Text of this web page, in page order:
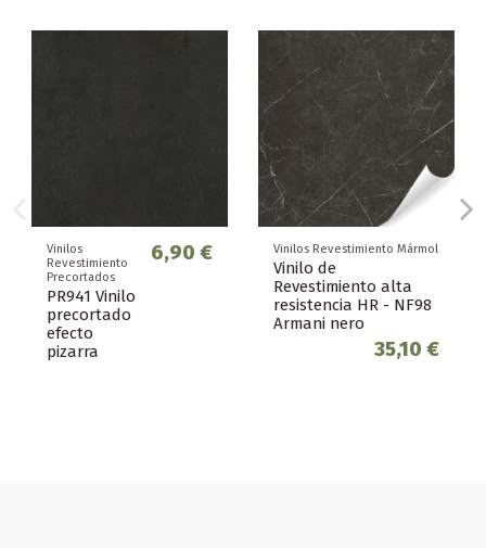
Vinilos
Revestimiento
Precortados
PR941 Vinilo
precortado
efecto
pizarra
6,90 € Vinilos Revestimiento Mármol
Vinilo de
Revestimiento alta
resistencia HR - NF98
Armani nero
35,10 €